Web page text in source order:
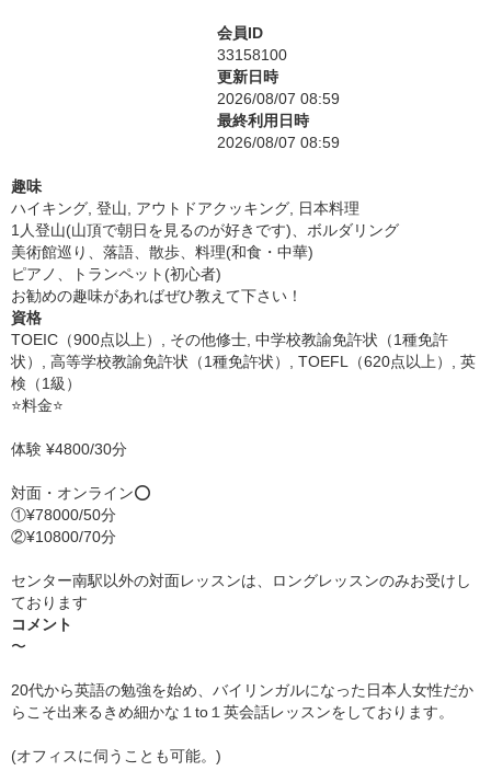
会員ID
33158100
更新日時
2026/08/07 08:59
最終利用日時
2026/08/07 08:59
趣味
ハイキング, 登山, アウトドアクッキング, 日本料理
1人登山(山頂で朝日を見るのが好きです)、ボルダリング
美術館巡り、落語、散歩、料理(和食・中華)
ピアノ、トランペット(初心者)
お勧めの趣味があればぜひ教えて下さい！
資格
TOEIC（900点以上）, その他修士, 中学校教諭免許状（1種免許
状）, 高等学校教諭免許状（1種免許状）, TOEFL（620点以上）, 英
検（1級）
⭐️料金⭐️
体験 ¥4800/30分
対面・オンライン⭕️
①¥78000/50分
②¥10800/70分
センター南駅以外の対面レッスンは、ロングレッスンのみお受けし
ております
コメント
〜
20代から英語の勉強を始め、バイリンガルになった日本人女性だか
らこそ出来るきめ細かな１to１英会話レッスンをしております。
(オフィスに伺うことも可能。)